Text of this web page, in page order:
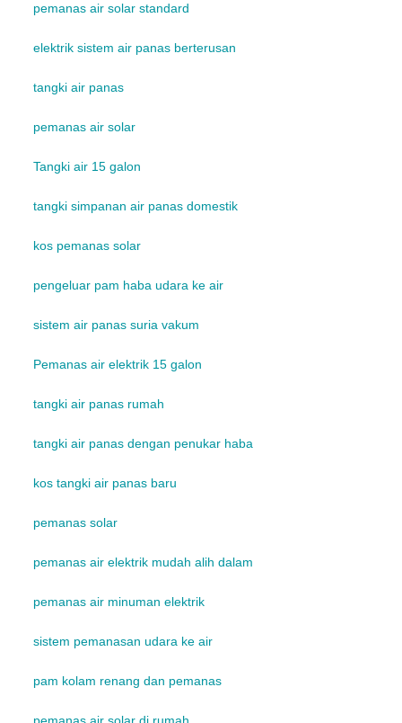
pemanas air solar standard
elektrik sistem air panas berterusan
tangki air panas
pemanas air solar
Tangki air 15 galon
tangki simpanan air panas domestik
kos pemanas solar
pengeluar pam haba udara ke air
sistem air panas suria vakum
Pemanas air elektrik 15 galon
tangki air panas rumah
tangki air panas dengan penukar haba
kos tangki air panas baru
pemanas solar
pemanas air elektrik mudah alih dalam
pemanas air minuman elektrik
sistem pemanasan udara ke air
pam kolam renang dan pemanas